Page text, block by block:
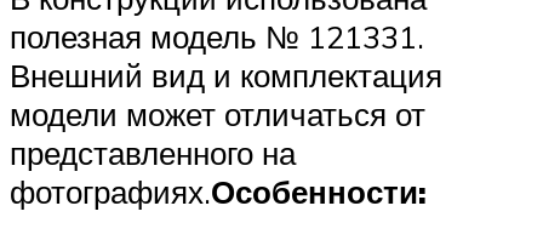
полезная модель № 121331.
Внешний вид и комплектация
модели может отличаться от
представленного на
фотографиях.Особенности: